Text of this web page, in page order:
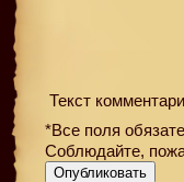
Текст
*Все поля
Соблюдайте,
Опубликовать